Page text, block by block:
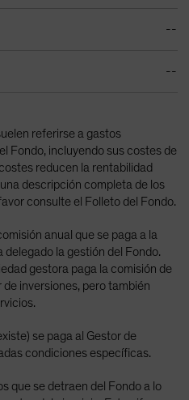
--
--
referirse a gastos
Fondo, incluyendo sus costes de
reducen la rentabilidad
descripción completa de los
consulte el Folleto del Fondo.
anual que se paga a la
delegado la gestión del Fondo.
gestora paga la comisión de
inversiones, pero también
se paga al Gestor de
condiciones específicas.
que se detraen del Fondo a lo